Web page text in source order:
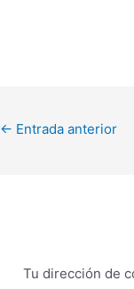
← Entrada anterior
Tu dirección de